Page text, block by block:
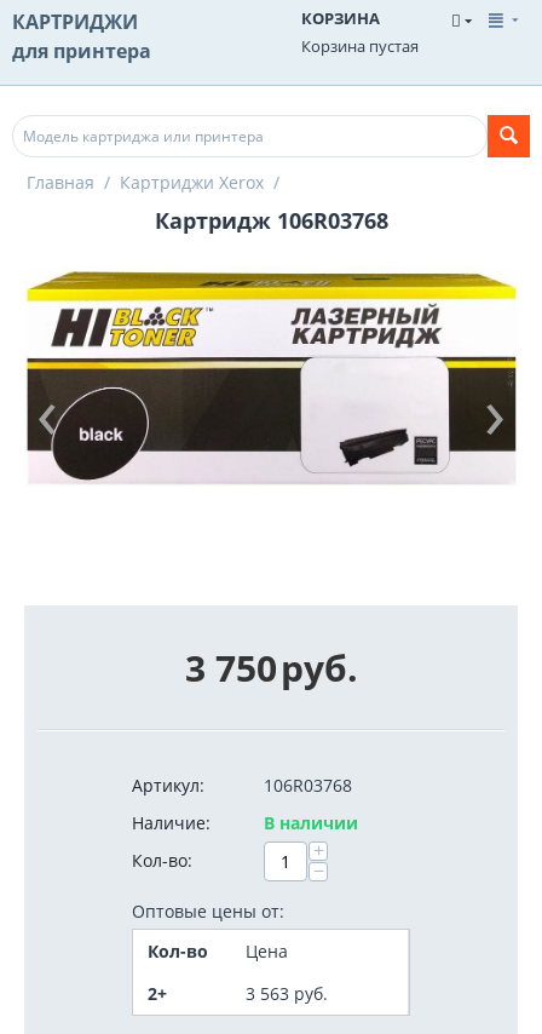
КАРТРИДЖИ
для принтера
КОРЗИНА
Корзина пустая
Главная / Картриджи Xerox /
Картридж 106R03768
3 750руб.
Артикул:
106R03768
Наличие:
В наличии
Кол-во:
+
−
Оптовые цены от:
Кол-во
Цена
2+
3 563 руб.